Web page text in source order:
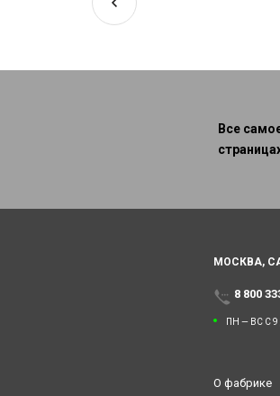
Все
МОСКВА,
8 800
ПН — ВС С 9
О фабрике